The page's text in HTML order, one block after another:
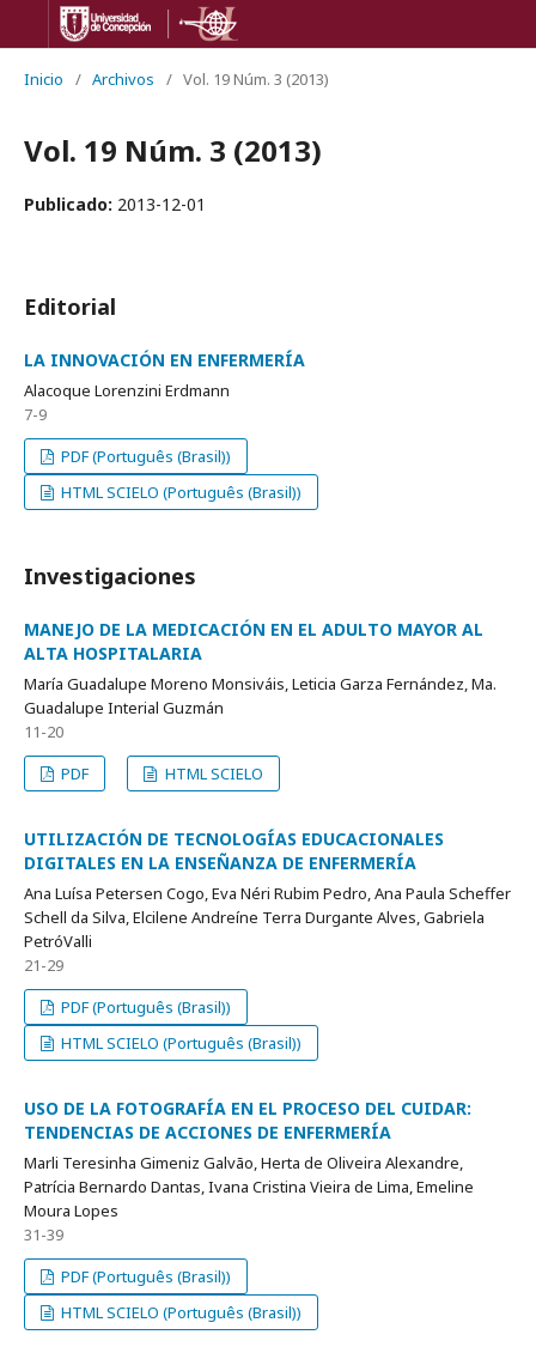
Inicio / Archivos / Vol. 19 Núm. 3 (2013)
Vol. 19 Núm. 3 (2013)
Publicado: 2013-12-01
Editorial
LA INNOVACIÓN EN ENFERMERÍA
Alacoque Lorenzini Erdmann
7-9
PDF (Português (Brasil))
HTML SCIELO (Português (Brasil))
Investigaciones
MANEJO DE LA MEDICACIÓN EN EL ADULTO MAYOR AL
ALTA HOSPITALARIA
María Guadalupe Moreno Monsiváis, Leticia Garza Fernández, Ma.
Guadalupe Interial Guzmán
11-20
PDF
HTML SCIELO
UTILIZACIÓN DE TECNOLOGÍAS EDUCACIONALES
DIGITALES EN LA ENSEÑANZA DE ENFERMERÍA
Ana Luísa Petersen Cogo, Eva Néri Rubim Pedro, Ana Paula Scheffer
Schell da Silva, Elcilene Andreíne Terra Durgante Alves, Gabriela
PetróValli
21-29
PDF (Português (Brasil))
HTML SCIELO (Português (Brasil))
USO DE LA FOTOGRAFÍA EN EL PROCESO DEL CUIDAR:
TENDENCIAS DE ACCIONES DE ENFERMERÍA
Marli Teresinha Gimeniz Galvão, Herta de Oliveira Alexandre,
Patrícia Bernardo Dantas, Ivana Cristina Vieira de Lima, Emeline
Moura Lopes
31-39
PDF (Português (Brasil))
HTML SCIELO (Português (Brasil))